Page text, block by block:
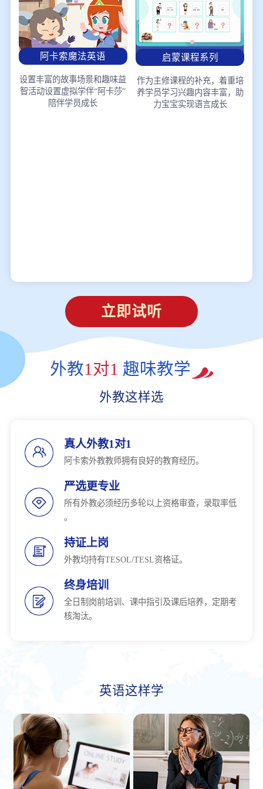
阿卡索魔法英语
设置丰富的故事场景和趣味益
智活动设置虚拟学伴“阿卡莎”
陪伴学员成长
启蒙课程系列
作为主修课程的补充，着重培
养学员学习兴趣内容丰富，助
力宝宝实现语言成长
立即试听
外教1对1 趣味教学
外教这样选
真人外教1对1
阿卡索外教教师拥有良好的教育经历。
严选更专业
所有外教必须经历多轮以上资格审查，录取率低
。
持证上岗
外教均持有TESOL/TESL资格证。
终身培训
全日制岗前培训、课中指引及课后培养，定期考
核淘汰。
英语这样学